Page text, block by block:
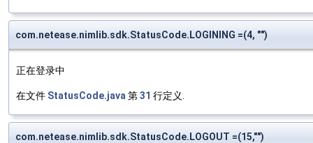
com.netease.nimlib.sdk.StatusCode.LOGINING =(4, "")
正在登录中
在文件 StatusCode.java 第31 行定义.
com.netease.nimlib.sdk.StatusCode.LOGOUT =(15,"")